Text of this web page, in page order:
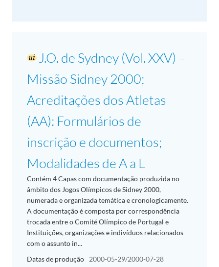
J.O. de Sydney (Vol. XXV) –
Missão Sidney 2000;
Acreditações dos Atletas
(AA): Formulários de
inscrição e documentos;
Modalidades de A a L
Contém 4 Capas com documentação produzida no
âmbito dos Jogos Olímpicos de Sidney 2000,
numerada e organizada temática e cronologicamente.
A documentação é composta por correspondência
trocada entre o Comité Olímpico de Portugal e
Instituições, organizações e indivíduos relacionados
com o assunto in...
Datas de produção
2000-05-29/2000-07-28